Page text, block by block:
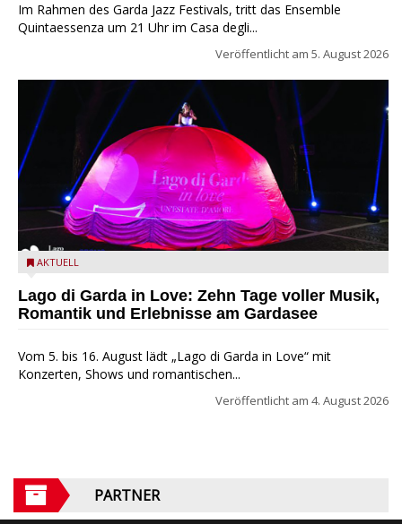
Im Rahmen des Garda Jazz Festivals, tritt das Ensemble
Quintaessenza um 21 Uhr im Casa degli...
Veröffentlicht am 5. August 2026
Lago di Garda in Love
AKTUELL
Lago di Garda in Love: Zehn Tage voller Musik,
Romantik und Erlebnisse am Gardasee
Vom 5. bis 16. August lädt „Lago di Garda in Love“ mit
Konzerten, Shows und romantischen...
Veröffentlicht am 4. August 2026
PARTNER